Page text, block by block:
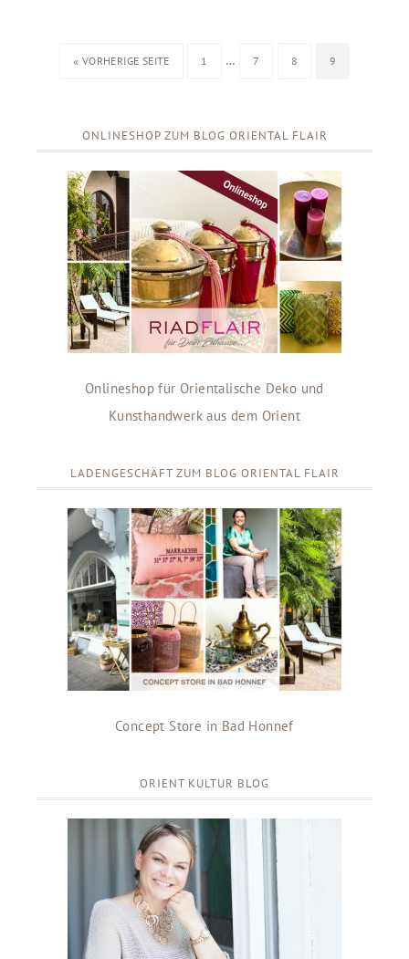
« VORHERIGE SEITE 1 … 7 8 9
ONLINESHOP ZUM BLOG ORIENTAL FLAIR
Onlineshop für Orientalische Deko und
Kunsthandwerk aus dem Orient
LADENGESCHÄFT ZUM BLOG ORIENTAL FLAIR
Concept Store in Bad Honnef
ORIENT KULTUR BLOG